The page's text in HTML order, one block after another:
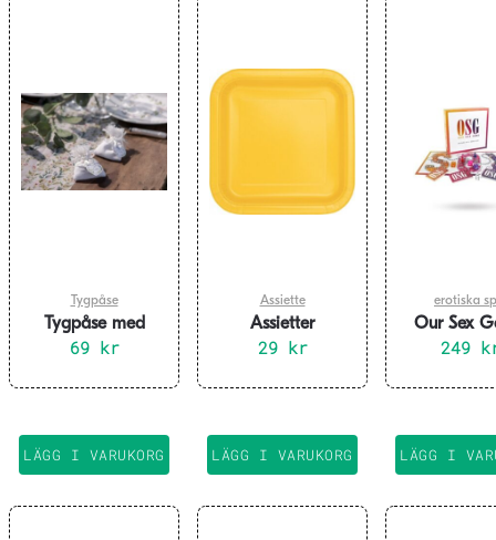
Tygpåse
Tygpåse med
fransar – 4-pack
69 kr
LÄGG I VARUKORG
Assiette
Assietter
fyrkantiga gula 16-
29 kr
LÄGG I VARUKORG
erotiska
Our Sex
249
LÄGG I